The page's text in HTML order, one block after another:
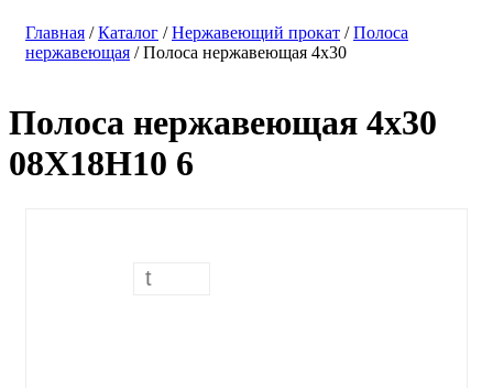
Главная /Каталог /Нержавеющий прокат /Полоса
нержавеющая /Полоса нержавеющая 4х30
Полоса нержавеющая 4х30
08Х18Н10 6